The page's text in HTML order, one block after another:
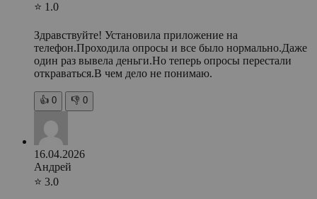
⭐ 1.0
Здравствуйте! Установила приложение на
телефон.Проходила опросы и все было нормально.Даже
один раз вывела деньги.Но теперь опросы перестали
откраваться.В чем дело не понимаю.
👍 0 👎 0
16.04.2026
Андрей
⭐ 3.0